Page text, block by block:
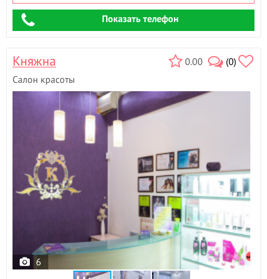
Показать телефон
0.00 (0)
Княжна
Салон красоты
6